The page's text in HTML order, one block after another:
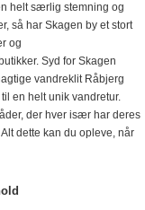
helt særlig stemning og
så har Skagen by et stort
og
Syd for Skagen
vandreklit Råbjerg
en helt unik vandretur.
der hver især har deres
dette kan du opleve, når